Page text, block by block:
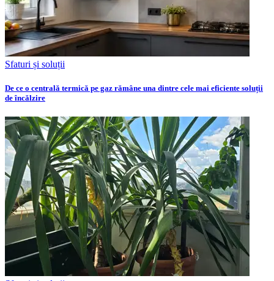
Sfaturi și soluții
De ce o centrală termică pe gaz rămâne una dintre cele mai eficiente soluții
de încălzire